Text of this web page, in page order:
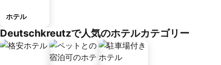
ホテル
Deutschkreutzで人気のホテルカテゴリー